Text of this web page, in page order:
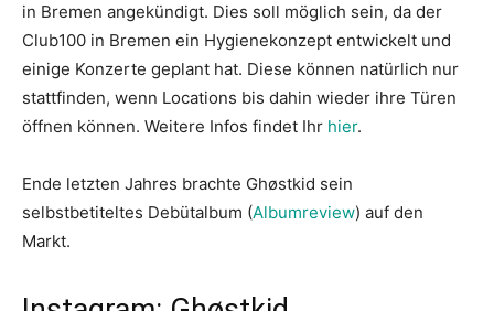
in Bremen angekündigt. Dies soll möglich sein, da der
Club100 in Bremen ein Hygienekonzept entwickelt und
einige Konzerte geplant hat. Diese können natürlich nur
stattfinden, wenn Locations bis dahin wieder ihre Türen
öffnen können. Weitere Infos findet Ihr hier.
Ende letzten Jahres brachte Ghøstkid sein
selbstbetiteltes Debütalbum (Albumreview) auf den
Markt.